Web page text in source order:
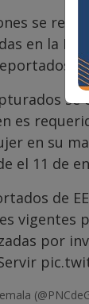
se
en la
se
es
en su
el 11 de
de
vigentes
por